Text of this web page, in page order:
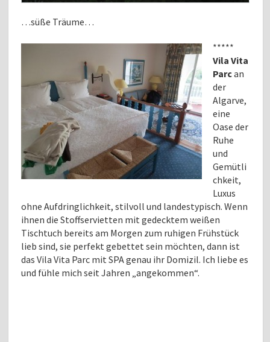
…süße Träume…
*****
Vila Vita
Parcan
der
Algarve,
eine
Oase der
Ruhe
und
Gemütli
chkeit,
Luxus
ohne Aufdringlichkeit, stilvoll und landestypisch. Wenn
ihnen die Stoffservietten mit gedecktem weißen
Tischtuch bereits am Morgen zum ruhigen Frühstück
lieb sind, sie perfekt gebettet sein möchten, dann ist
das Vila Vita Parc mit SPA genau ihr Domizil. Ich liebe es
und fühle mich seit Jahren „angekommen“.